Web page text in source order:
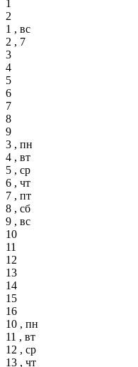
1
2
1 , вс
2 , 7
3
4
5
6
7
8
9
3 , пн
4 , вт
5 , ср
6 , чт
7 , пт
8 , сб
9 , вс
10
11
12
13
14
15
16
10 , пн
11 , вт
12 , ср
13 , чт